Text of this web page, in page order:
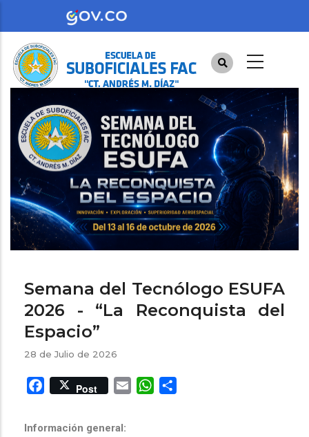
contenido
principal
Semana del Tecnólogo ESUFA
2026 - “La Reconquista del
Espacio”
28 de Julio de 2026
Facebook
Post Email WhatsApp
Información general: